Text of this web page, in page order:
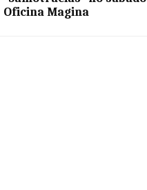
Oficina Magina